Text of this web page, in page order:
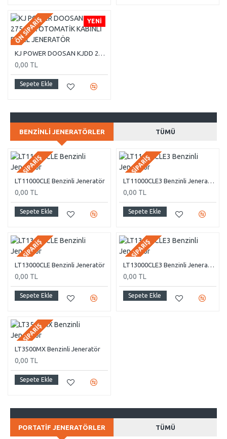
YENI
ÖN SIPARIŞ
KJ POWER DOOSAN KJDD 275 KVA OTOMATİK KABİNLİ DİZEL JENERATÖR
0,00 TL
Sepete Ekle
BENZINLI JENERATÖRLER TÜMÜ
ÖN SIPARIŞ
LT11000CLE Benzinli Jeneratör
0,00 TL
Sepete Ekle
ÖN SIPARIŞ LT11000CLE3 Benzinli Jeneratör
0,00 TL
Sepete Ekle
ÖN SIPARIŞ
LT13000CLE Benzinli Jeneratör
0,00 TL
Sepete Ekle
ÖN SIPARIŞ LT13000CLE3 Benzinli Jeneratör
0,00 TL
Sepete Ekle
ÖN SIPARIŞ
LT3500MX Benzinli Jeneratör
0,00 TL
Sepete Ekle
PORTATIF JENERATÖRLER TÜMÜ